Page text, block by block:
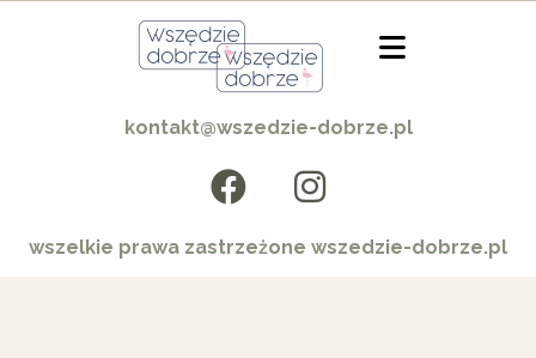
kontakt@wszedzie-dobrze.pl
wszelkie prawa zastrzeżone wszedzie-dobrze.pl